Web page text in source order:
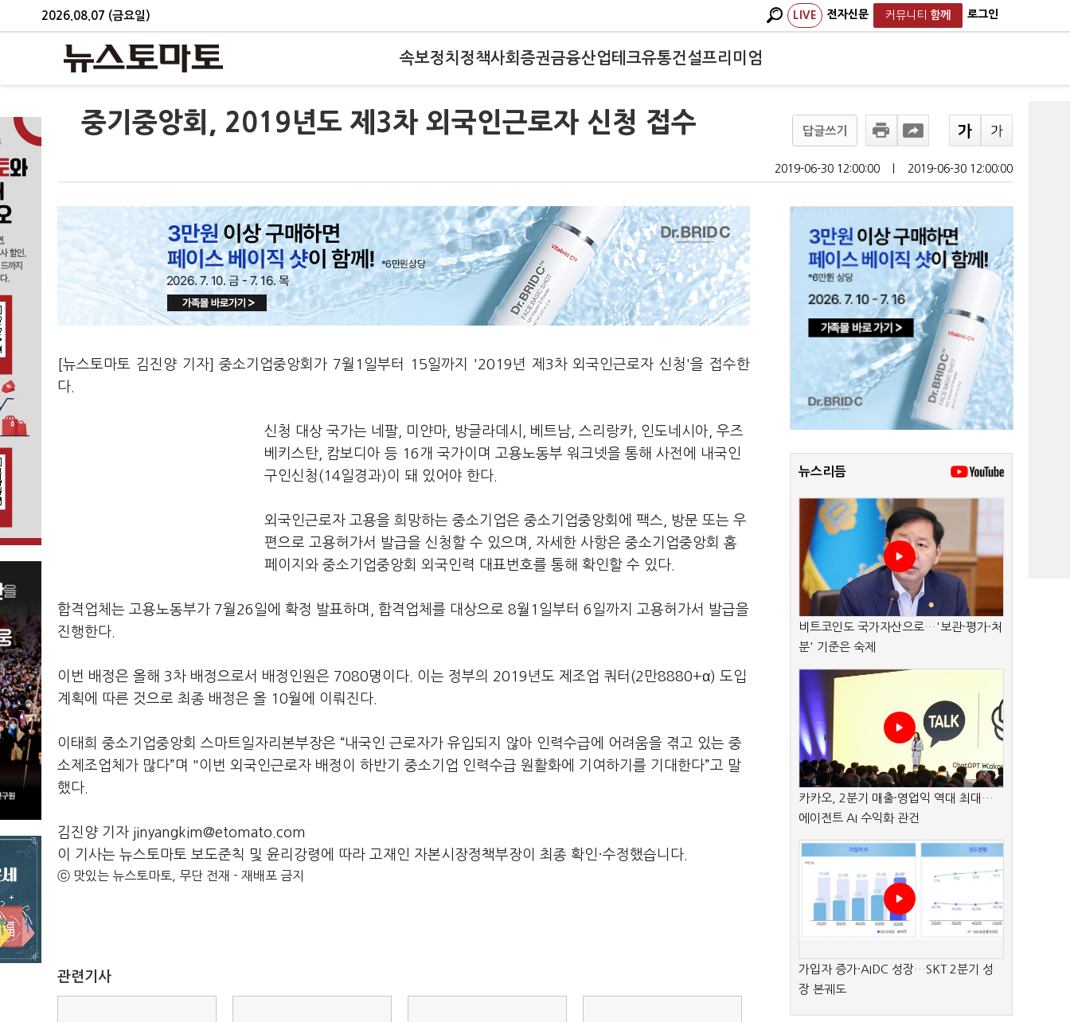
2026.08.07 (금요일) LIVE 전자신문 커뮤니티 함께 로그인
속보정치 정책사회 증권금융산업테크유통건설프리미엄
중기중앙회, 2019년도 제3차 외국인근로자 신청 접수 답글쓰기
2019-06-30 12:00:00 2019-06-30 12:00:00
[뉴스토마토 김진양 기자] 중소기업중앙회가 7월1일부터 15일까지 '2019년 제3차 외국인근로자 신청'을 접수한
다.
신청 대상 국가는 네팔, 미얀마, 방글라데시, 베트남, 스리랑카, 인도네시아, 우즈
베키스탄, 캄보디아 등 16개 국가이며 고용노동부 워크넷을 통해 사전에 내국인
구인신청(14일경과)이 돼 있어야 한다.
외국인근로자 고용을 희망하는 중소기업은 중소기업중앙회에 팩스, 방문 또는 우
편으로 고용허가서 발급을 신청할 수 있으며, 자세한 사항은 중소기업중앙회 홈
페이지와 중소기업중앙회 외국인력 대표번호를 통해 확인할 수 있다.
합격업체는 고용노동부가 7월26일에 확정 발표하며, 합격업체를 대상으로 8월1일부터 6일까지 고용허가서 발급을
진행한다.
이번 배정은 올해 3차 배정으로서 배정인원은 7080명이다. 이는 정부의 2019년도 제조업 쿼터(2만8880+α) 도입
계획에 따른 것으로 최종 배정은 올 10월에 이뤄진다.
이태희 중소기업중앙회 스마트일자리본부장은 “내국인 근로자가 유입되지 않아 인력수급에 어려움을 겪고 있는 중
소제조업체가 많다”며 "이번 외국인근로자 배정이 하반기 중소기업 인력수급 원활화에 기여하기를 기대한다”고 말
했다.
김진양 기자 jinyangkim@etomato.com
이 기사는 뉴스토마토 보도준칙 및 윤리강령에 따라 고재인 자본시장정책부장이 최종 확인·수정했습니다.
ⓒ 맛있는 뉴스토마토, 무단 전재 - 재배포 금지
관련기사
뉴스리듬
비트코인도 국가자산으로…'보관·평가·처
분' 기준은 숙제
카카오, 2분기 매출·영업익 역대 최대…
에이전트 AI 수익화 관건
가입자 증가·AIDC 성장…SKT 2분기 성
장 본궤도